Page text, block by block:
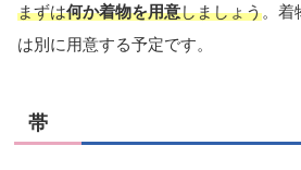
まずは何か着物を用意しましょう。着
は別に用意する予定です。
帯